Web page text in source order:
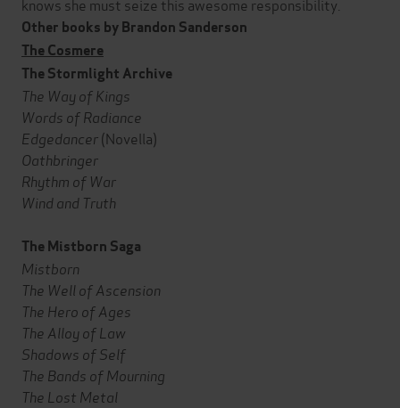
knows she must seize this awesome responsibility.
Other books by Brandon Sanderson
The Cosmere
The Stormlight Archive
The Way of Kings
Words of Radiance
Edgedancer(Novella)
Oathbringer
Rhythm of War
Wind and Truth
The Mistborn Saga
Mistborn
The Well of Ascension
The Hero of Ages
The Alloy of Law
Shadows of Self
The Bands of Mourning
The Lost Metal